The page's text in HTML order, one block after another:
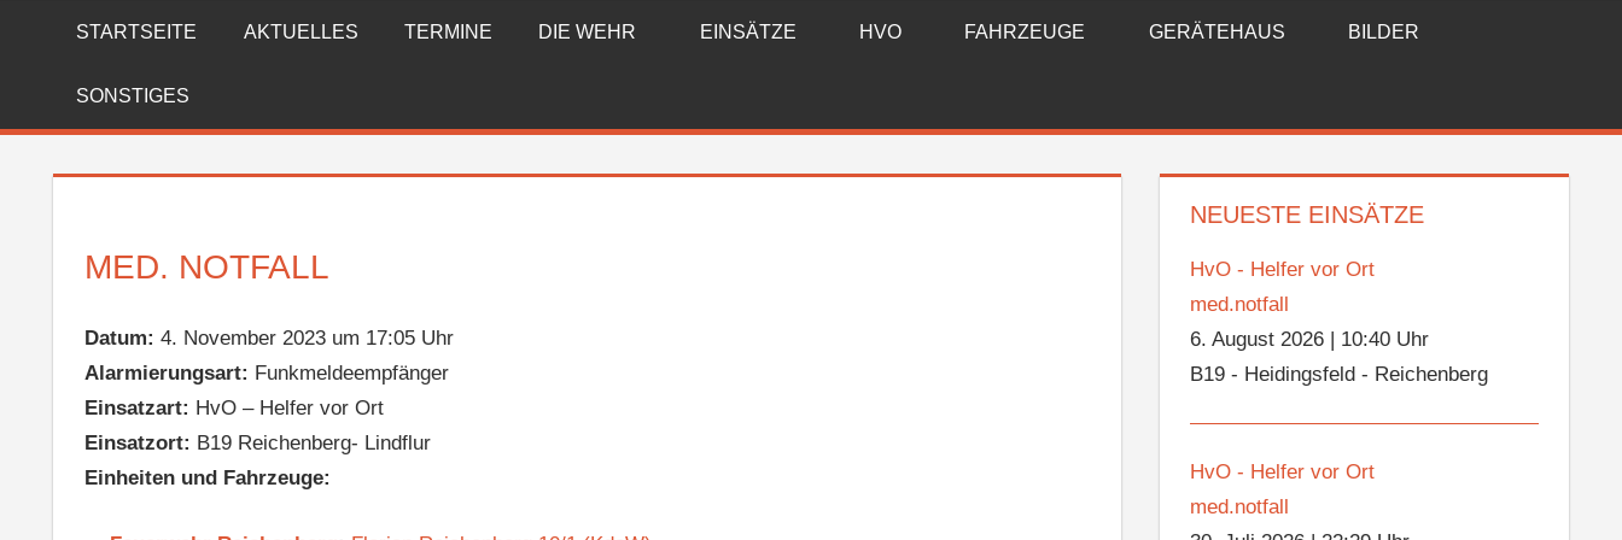
FREIWILLIGE
FEUERWEHR
REICHENBERG
STARTSEITE AKTUELLES TERMINE DIE WEHR EINSÄTZE HVO FAHRZEUGE GERÄTEHAUS BILDER
SONSTIGES
MED. NOTFALL
Datum: 4. November 2023 um 17:05 Uhr
Alarmierungsart: Funkmeldeempfänger
Einsatzart: HvO – Helfer vor Ort
Einsatzort: B19 Reichenberg- Lindflur
Einheiten und Fahrzeuge:
NEUESTE EINSÄTZE
HvO - Helfer vor Ort
med.notfall
6. August 2026
10:40 Uhr
B19 - Heidingsfeld - Reichenberg
HvO - Helfer vor Ort
med.notfall